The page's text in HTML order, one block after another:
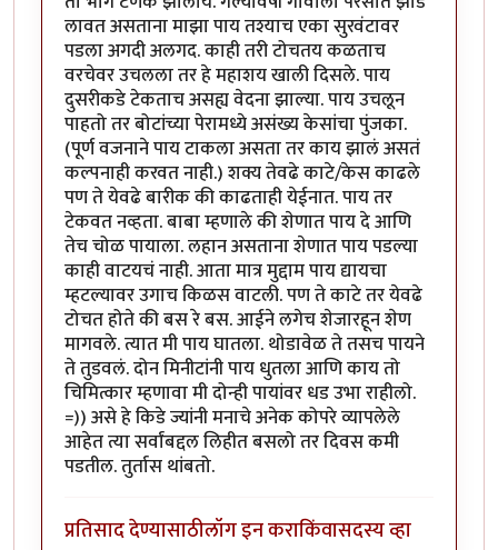
लावत असताना माझा पाय तश्याच एका सुरवंटावर
पडला अगदी अलगद. काही तरी टोचतय कळताच
वरचेवर उचलला तर हे महाशय खाली दिसले. पाय
दुसरीकडे टेकताच असह्य वेदना झाल्या. पाय उचलून
पाहतो तर बोटांच्या पेरामध्ये असंख्य केसांचा पुंजका.
(पूर्ण वजनाने पाय टाकला असता तर काय झालं असतं
कल्पनाही करवत नाही.) शक्य तेवढे काटे/केस काढले
पण ते येवढे बारीक की काढताही येईनात. पाय तर
टेकवत नव्हता. बाबा म्हणाले की शेणात पाय दे आणि
तेच चोळ पायाला. लहान असताना शेणात पाय पडल्या
काही वाटयचं नाही. आता मात्र मुद्दाम पाय द्यायचा
म्हटल्यावर उगाच किळस वाटली. पण ते काटे तर येवढे
टोचत होते की बस रे बस. आईने लगेच शेजारहून शेण
मागवले. त्यात मी पाय घातला. थोडावेळ ते तसच पायने
ते तुडवलं. दोन मिनीटांनी पाय धुतला आणि काय तो
चिमित्कार म्हणावा मी दोन्ही पायांवर धड उभा राहीलो.
=)) असे हे किडे ज्यांनी मनाचे अनेक कोपरे व्यापलेले
आहेत त्या सर्वांबद्दल लिहीत बसलो तर दिवस कमी
पडतील. तुर्तास थांबतो.
प्रतिसाद देण्यासाठीलॉग इन कराकिंवासदस्य व्हा